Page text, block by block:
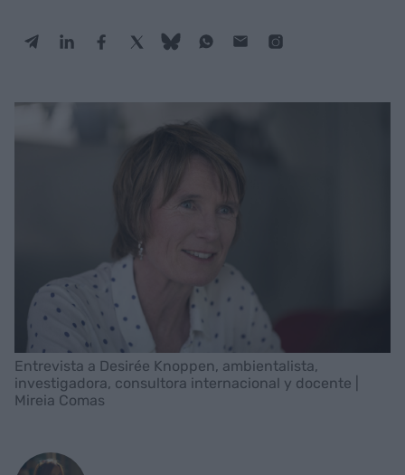
Entrevista a Desirée Knoppen, ambientalista,
investigadora, consultora internacional y docente |
Mireia Comas